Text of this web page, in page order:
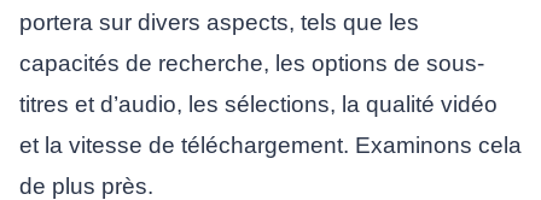
portera sur divers aspects, tels que les
capacités de recherche, les options de sous-
titres et d’audio, les sélections, la qualité vidéo
et la vitesse de téléchargement. Examinons cela
de plus près.